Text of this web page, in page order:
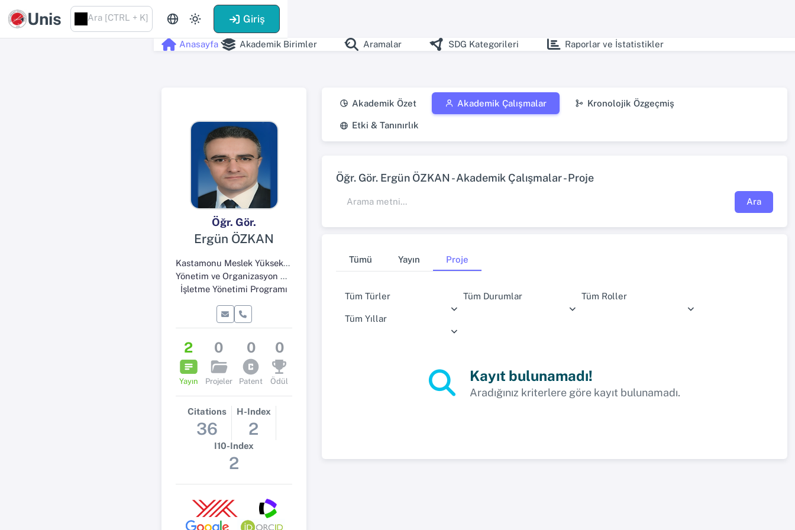
Unis Ara [CTRL + K] Giriş
Anasayfa Akademik Birimler Aramalar SDG Kategorileri Raporlar ve İstatistikler
Öğr. Gör.
Ergün ÖZKAN
Kastamonu Meslek Yüksekokulu
Yönetim ve Organizasyon Bölümü
İşletme Yönetimi Programı
2
Yayın
0
Projeler
0
Patent
0
Ödül
Citations
36
H-Index
2
I10-Index
2
Akademik Özet Akademik Çalışmalar Kronolojik Özgeçmiş
Etki & Tanınırlık
Öğr. Gör. Ergün ÖZKAN - Akademik Çalışmalar - Proje
Ara
Tümü Yayın Proje
Tüm Türler Tüm Durumlar Tüm Roller
Tüm Yıllar
Kayıt bulunamadı!
Aradığınız kriterlere göre kayıt bulunamadı.